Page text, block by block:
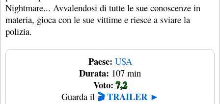
Nightmare... Avvalendosi di tutte le sue conoscenze in
materia, gioca con le sue vittime e riesce a sviare la
polizia.
Paese: USA
Durata: 107 min
Voto: 7,2
Guarda il 🎬 TRAILER ►